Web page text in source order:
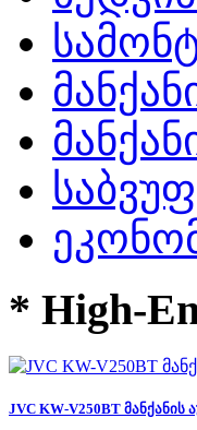
* High-
JVC KW-V250BT მანქანის